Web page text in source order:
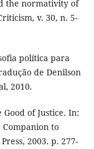
the normativity of
v. 30, n. 5-
política para
de Denilson
2010.
of Justice. In:
Companion to
2003. p. 277-